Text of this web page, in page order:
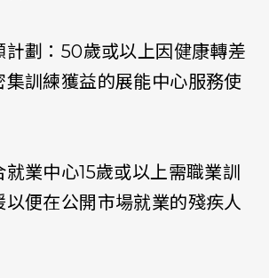
計劃：50歲或以上因健康轉差
集訓練獲益的展能中心服務使
業中心15歲或以上需職業訓
以便在公開市場就業的殘疾人